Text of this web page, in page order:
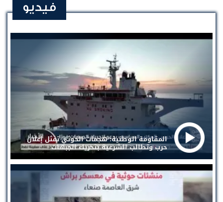
فيديو
المقاومة الوطنية: هجمات الحوثي تمثل إعلان
حرب وتطالب الشرعية بتحريك الجبهات